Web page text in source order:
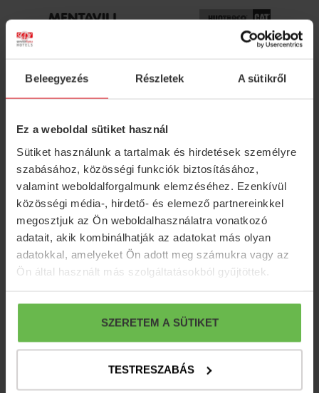
Beleegyezés Részletek A sütikről
Ez a weboldal sütiket használ
Sütiket használunk a tartalmak és hirdetések személyre
szabásához, közösségi funkciók biztosításához,
valamint weboldalforgalmunk elemzéséhez. Ezenkívül
közösségi média-, hirdető- és elemező partnereinkkel
megosztjuk az Ön weboldalhasználatra vonatkozó
adatait, akik kombinálhatják az adatokat más olyan
adatokkal, amelyeket Ön adott meg számukra vagy az
Ön által használt más szolgáltatásokból gyűjtöttek.
SZERETEM A SÜTIKET
TESTRESZABÁS